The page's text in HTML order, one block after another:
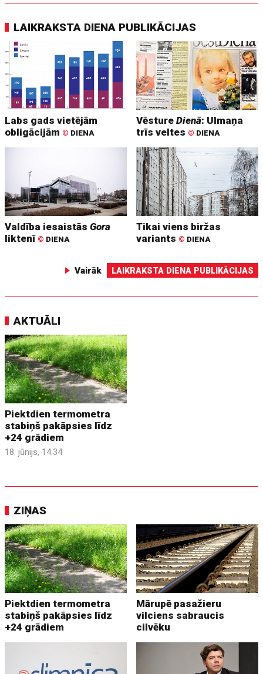
LAIKRAKSTA DIENA PUBLIKĀCIJAS
Labs gads vietējām
obligācijām © DIENA
VēstureDienā: Ulmaņa
trīs veltes © DIENA
Valdība iesaistāsGora
liktenī © DIENA
Tikai viens biržas
variants © DIENA
Vairāk LAIKRAKSTA DIENA PUBLIKĀCIJAS
AKTUĀLI
Piektdien termometra
stabiņš pakāpsies līdz
+24 grādiem
18. jūnijs, 14:34
ZIŅAS
Piektdien termometra
stabiņš pakāpsies līdz
+24 grādiem
Mārupē pasažieru
vilciens sabraucis
cilvēku